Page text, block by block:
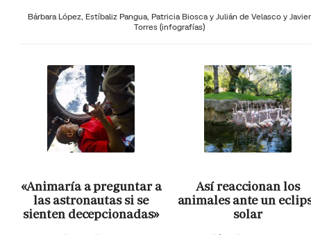
Bárbara López, Estíbaliz Pangua, Patricia Biosca y Julián de Velasco y Javier
Torres (infografías)
«Animaría a preguntar a
las astronautas si se
sienten decepcionadas»
Así reaccionan los
animales ante un
solar